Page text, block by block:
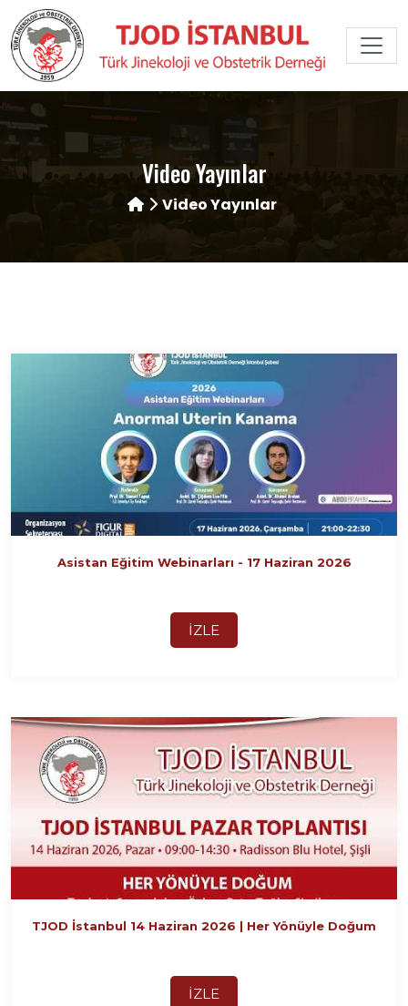
Video Yayınlar
Video Yayınlar
Asistan Eğitim Webinarları - 17 Haziran 2026
İZLE
TJOD İstanbul 14 Haziran 2026 | Her Yönüyle Doğum
İZLE